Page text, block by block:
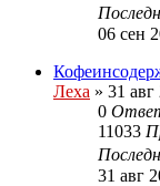
06 сен
Леха » 31 авг
0
11033
31 авг